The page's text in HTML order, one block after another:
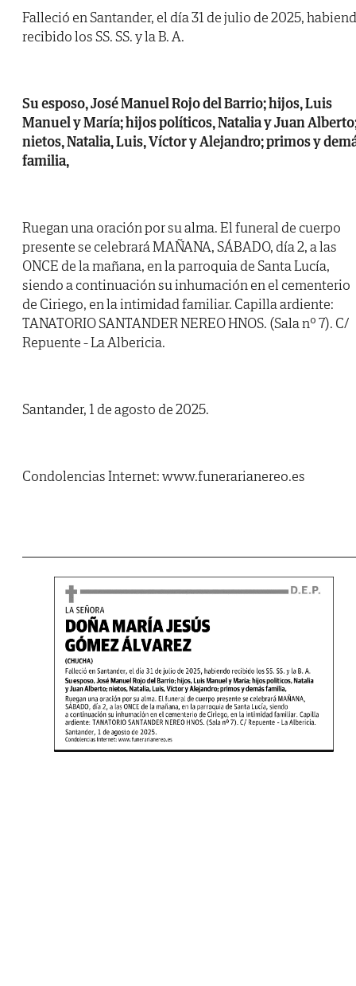
Falleció en Santander, el día 31 de julio de 2025,
recibido los SS. SS. y la B. A.
Su esposo, José Manuel Rojo del Barrio; hijos, Luis
Manuel y María; hijos políticos, Natalia y Juan
nietos, Natalia, Luis, Víctor y Alejandro; primos y
familia,
Ruegan una oración por su alma. El funeral de cuerpo
presente se celebrará MAÑANA, SÁBADO, día 2, a las
ONCE de la mañana, en la parroquia de Santa Lucía,
siendo a continuación su inhumación en el cementerio
de Ciriego, en la intimidad familiar. Capilla ardiente:
TANATORIO SANTANDER NEREO HNOS. (Sala nº 7). C/
Repuente - La Albericia.
Santander, 1 de agosto de 2025.
Condolencias Internet: www.funerarianereo.es